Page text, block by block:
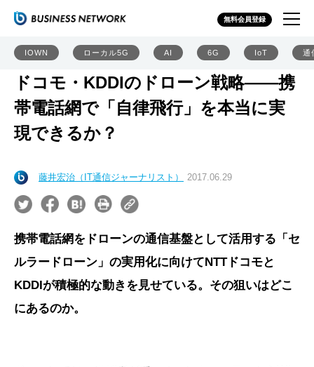
無料会員登録
IOWN ローカル5G AI 6G IoT 通
ドコモ・KDDIのドローン戦略――携
帯電話網で「自律飛行」を本当に実
現できるか？
藤井宏治（IT通信ジャーナリスト） 2017.06.29
携帯電話網をドローンの通信基盤として活用する「セ
ルラードローン」の実用化に向けてNTTドコモと
KDDIが積極的な動きを見せている。その狙いはどこ
にあるのか。